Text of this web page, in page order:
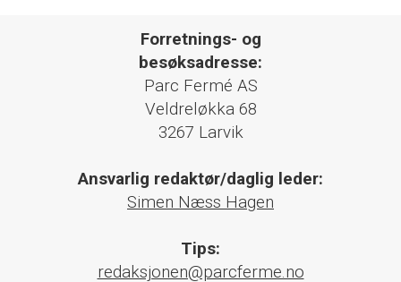
Forretnings- og
besøksadresse:
Parc Fermé AS
Veldreløkka 68
3267 Larvik
Ansvarlig redaktør/daglig leder:
Simen Næss Hagen
Tips:
redaksjonen@parcferme.no